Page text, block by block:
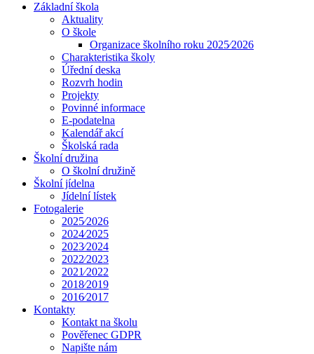
Základní škola
Aktuality
O škole
Organizace školního roku 2025⁄2026
Charakteristika školy
Úřední deska
Rozvrh hodin
Projekty
Povinné informace
E-podatelna
Kalendář akcí
Školská rada
Školní družina
O školní družině
Školní jídelna
Jídelní lístek
Fotogalerie
2025⁄2026
2024⁄2025
2023⁄2024
2022⁄2023
2021⁄2022
2018⁄2019
2016⁄2017
Kontakty
Kontakt na školu
Pověřenec GDPR
Napište nám